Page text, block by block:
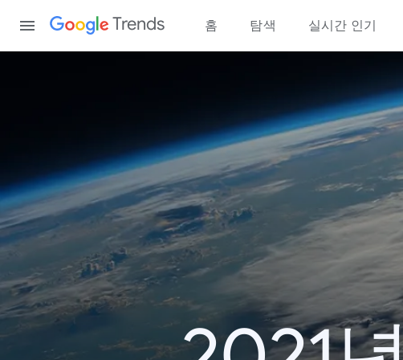
Trends 홈 탐색 실시간 인기